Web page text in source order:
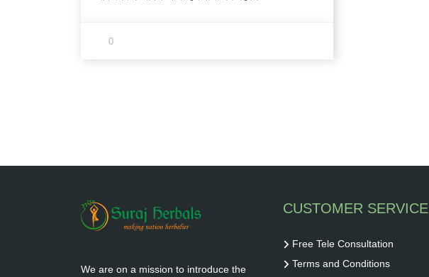
0
We are on a mission to introduce the
CUSTOMER SERVICE
Free Tele Consultation
Terms and Conditions